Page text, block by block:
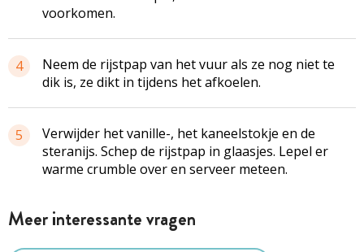
voorkomen.
4
Neem de rijstpap van het vuur als ze nog niet te
dik is, ze dikt in tijdens het afkoelen.
5
Verwijder het vanille-, het kaneelstokje en de
steranijs. Schep de rijstpap in glaasjes. Lepel er
warme crumble over en serveer meteen.
Meer interessante vragen